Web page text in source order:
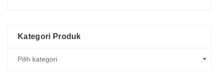
Kategori Produk